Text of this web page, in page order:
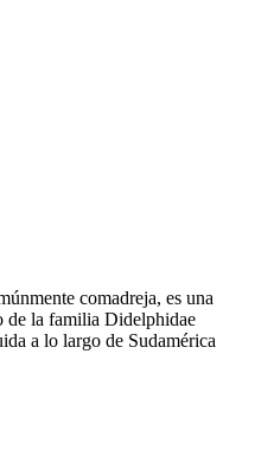
comadreja, es una
de la familia Didelphidae
a lo largo de Sudamérica